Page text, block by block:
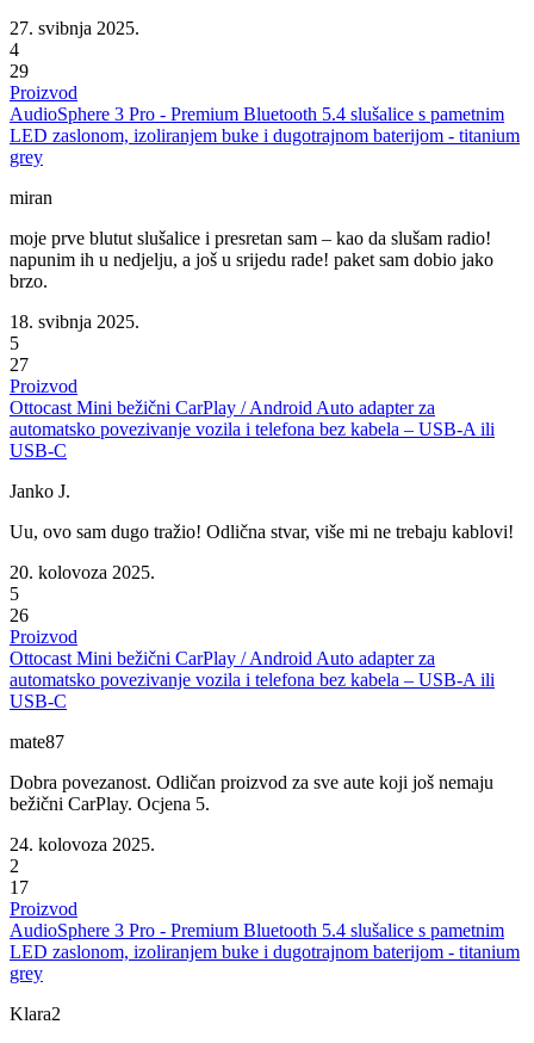
27. svibnja 2025.
4
29
Proizvod
AudioSphere 3 Pro - Premium Bluetooth 5.4 slušalice s pametnim
LED zaslonom, izoliranjem buke i dugotrajnom baterijom - titanium
grey
miran
moje prve blutut slušalice i presretan sam – kao da slušam radio!
napunim ih u nedjelju, a još u srijedu rade! paket sam dobio jako
brzo.
18. svibnja 2025.
5
27
Proizvod
Ottocast Mini bežični CarPlay / Android Auto adapter za
automatsko povezivanje vozila i telefona bez kabela – USB-A ili
USB-C
Janko J.
Uu, ovo sam dugo tražio! Odlična stvar, više mi ne trebaju kablovi!
20. kolovoza 2025.
5
26
Proizvod
Ottocast Mini bežični CarPlay / Android Auto adapter za
automatsko povezivanje vozila i telefona bez kabela – USB-A ili
USB-C
mate87
Dobra povezanost. Odličan proizvod za sve aute koji još nemaju
bežični CarPlay. Ocjena 5.
24. kolovoza 2025.
2
17
Proizvod
AudioSphere 3 Pro - Premium Bluetooth 5.4 slušalice s pametnim
LED zaslonom, izoliranjem buke i dugotrajnom baterijom - titanium
grey
Klara2